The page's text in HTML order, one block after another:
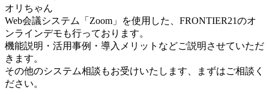
オリちゃん
Web会議システム「Zoom」を使用した、FRONTIER21のオ
ンラインデモも行っております。
機能説明・活用事例・導入メリットなどご説明させていただ
きます。
その他のシステム相談もお受けいたします、まずはご相談く
ださい。